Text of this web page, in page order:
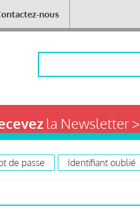
nous
la Newsletter >
de passe Identifiant oublié